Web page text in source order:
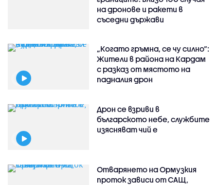
на дронове и ракети в
съседни държави
„Когато гръмна, се чу силно“:
Жители в района на Кардам
с разказ от мястото на
падналия дрон
Дрон се взриви в
българското небе, службите
изясняват чий е
Отварянето на Ормузкия
проток зависи от САЩ,